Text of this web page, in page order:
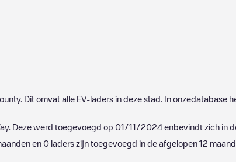
. Dit omvat alle EV-laders in deze stad. In onzedatabase
. Deze werd toegevoegd op 01/11/2024 enbevindt zich in
en 0 laders zijn toegevoegd in de afgelopen 12